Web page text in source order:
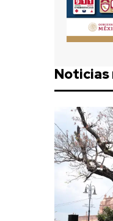
Noticias